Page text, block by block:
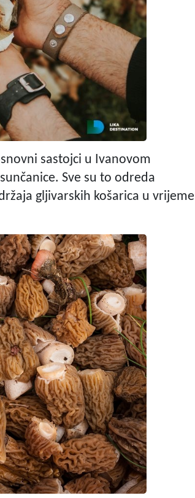
sastojci u Ivanovom
Sve su to odreda
gljivarskih košarica u vrijeme